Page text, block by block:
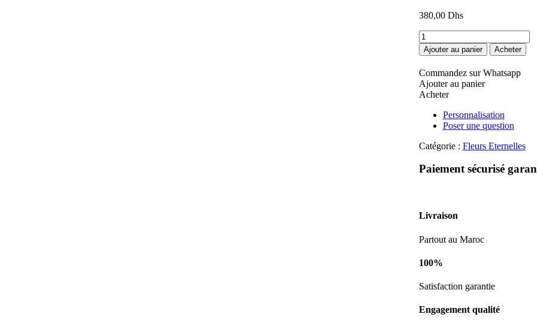
380,00 Dhs
quantité
de
Beauty
red
Ajouter au panier Acheter
Commandez sur Whatsapp
Ajouter au panier
Acheter
Personnalisation
Poser une question
Catégorie : Fleurs Eternelles
Paiement sécurisé
Livraison
Partout au Maroc
100%
Satisfaction garantie
Engagement qualité